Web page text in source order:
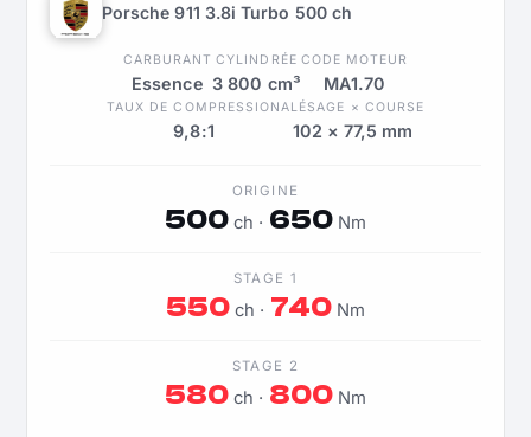
Porsche 911 3.8i Turbo 500 ch
CARBURANT
Essence
CYLINDRÉE
3 800 cm³
CODE MOTEUR
MA1.70
TAUX DE COMPRESSION
9,8:1
ALÉSAGE × COURSE
102 × 77,5 mm
ORIGINE
500 ch · 650Nm
STAGE 1
550 ch · 740Nm
STAGE 2
580 ch · 800Nm